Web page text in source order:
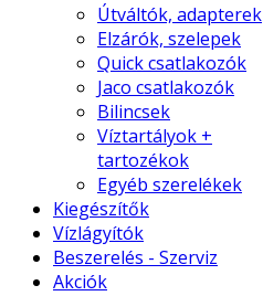
Útváltók, adapterek
Elzárók, szelepek
Quick csatlakozók
Jaco csatlakozók
Bilincsek
Víztartályok +
tartozékok
Egyéb szerelékek
Kiegészítők
Vízlágyítók
Beszerelés - Szerviz
Akciók